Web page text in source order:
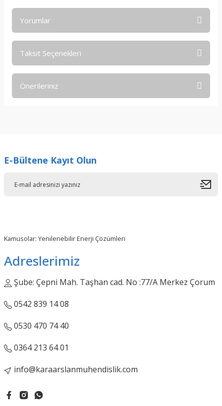
Yorumlar
Taksit Seçenekleri
Önerileriniz
Ürün resmi kalitesiz, bozuk veya görüntülenemiyor.
Gönder
E-Bültene Kayıt Olun
Kamusolar: Yenilenebilir Enerji Çözümleri
Adreslerimiz
Şube: Çepni Mah. Taşhan cad. No :77/A Merkez Çorum
0542 839 14 08
0530 470 74 40
0364 213 64 01
info@karaarslanmuhendislik.com